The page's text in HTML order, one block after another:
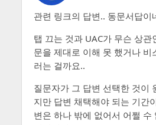
관련 링크의 답변.. 동문서답이
탭 끄는 것과 UAC가 무슨 상관
문을 제대로 이해 못 했거나 비
러는 걸까요..
질문자가 그 답변 선택한 것이
지만 답변 채택해야 되는 기간
변은 하나 밖에 없어서 어쩔 수